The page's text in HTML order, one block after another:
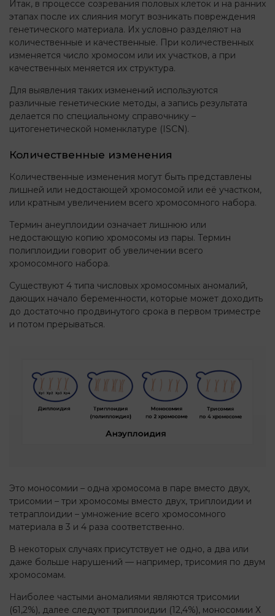
Итак, в процессе созревания половых клеток и на ранних
этапах после их слияния могут возникать повреждения
генетического материала. Их условно разделяют на
количественные и качественные. При количественных
изменяется число хромосом или их участков, а при
качественных меняется их структура.
Для выявления таких изменений используются
различные генетические методы, а запись результата
делается по специальному справочнику –
цитогенетической номенклатуре (ISCN).
Количественные изменения
Количественные изменения могут быть представлены
лишней или недостающей хромосомой или её участком,
или кратным увеличением всего хромосомного набора.
Термин анеуплоидии означает лишнюю или
недостающую копию хромосомы из пары. Термин
полиплоидии говорит об увеличении всего
хромосомного набора.
Существуют 4 типа числовых хромосомных аномалий,
дающих начало беременности, которые может доходить
до достаточно продвинутого срока в первом триместре
и потом прерываться.
Это моносомии – одна хромосома в паре вместо двух,
трисомии – три хромосомы вместо двух, триплоидии и
тетраплоидии – умножение всего хромосомного
материала в 3 и 4 раза соответственно.
В некоторых случаях присутствует не одно, а два или
даже больше нарушений — например, трисомия по двум
хромосомам.
Наиболее частыми аномалиями являются трисомии
(61,2%), далее следуют триплоидии (12,4%), моносомии Х